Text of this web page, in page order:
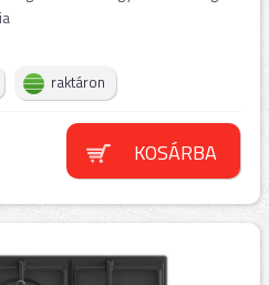
raktáron
KOSÁRBA